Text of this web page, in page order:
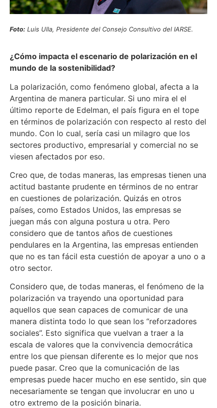
Foto: Luis Ulla, Presidente del Consejo Consultivo del IARSE.
¿Cómo impacta el escenario de polarización en el
mundo de la sostenibilidad?
La polarización, como fenómeno global, afecta a la
Argentina de manera particular. Si uno mira el el
último reporte de Edelman, el país figura en el tope
en términos de polarización con respecto al resto del
mundo. Con lo cual, sería casi un milagro que los
sectores productivo, empresarial y comercial no se
viesen afectados por eso.
Creo que, de todas maneras, las empresas tienen una
actitud bastante prudente en términos de no entrar
en cuestiones de polarización. Quizás en otros
países, como Estados Unidos, las empresas se
juegan más con alguna postura u otra. Pero
considero que de tantos años de cuestiones
pendulares en la Argentina, las empresas entienden
que no es tan fácil esta cuestión de apoyar a uno o a
otro sector.
Considero que, de todas maneras, el fenómeno de la
polarización va trayendo una oportunidad para
aquellos que sean capaces de comunicar de una
manera distinta todo lo que sean los “reforzadores
sociales”. Esto significa que vuelvan a traer a la
escala de valores que la convivencia democrática
entre los que piensan diferente es lo mejor que nos
puede pasar. Creo que la comunicación de las
empresas puede hacer mucho en ese sentido, sin que
necesariamente se tengan que involucrar en uno u
otro extremo de la posición binaria.